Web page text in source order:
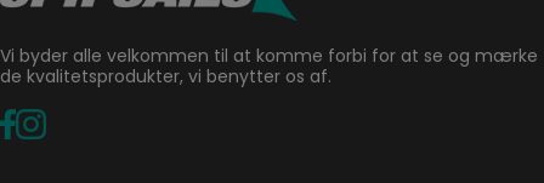
Vi byder alle velkommen til at komme forbi for at se og mærke
de kvalitetsprodukter, vi benytter os af.